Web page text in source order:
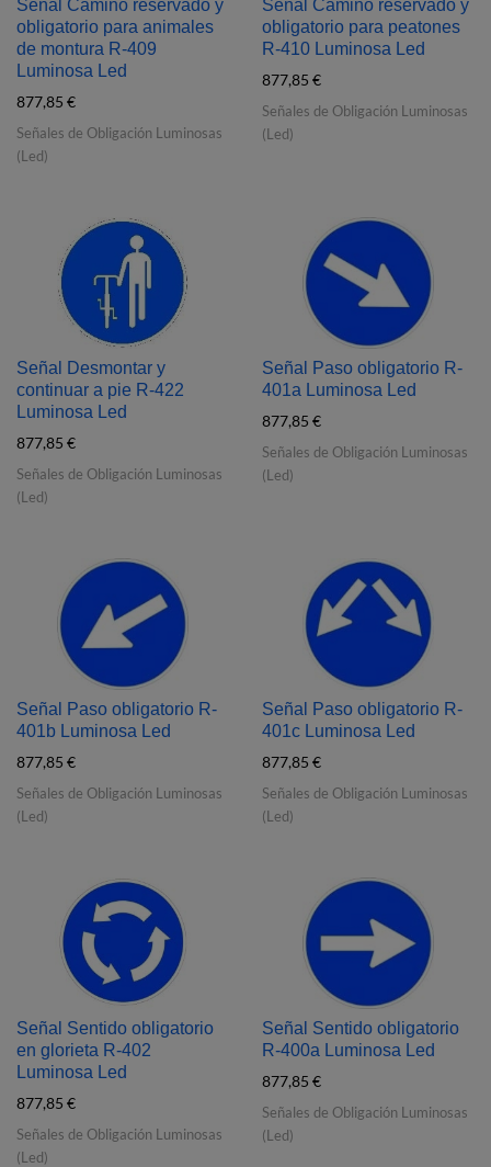
Señal Camino reservado y
obligatorio para animales
de montura R‐409
Luminosa Led
877,85 €
Señales de Obligación Luminosas
(Led)
Señal Camino reservado y
obligatorio para peatones
R‐410 Luminosa Led
877,85 €
Señales de Obligación Luminosas
(Led)
Señal Desmontar y
continuar a pie R‐422
Luminosa Led
877,85 €
Señales de Obligación Luminosas
(Led)
Señal Paso obligatorio R‐
401a Luminosa Led
877,85 €
Señales de Obligación Luminosas
(Led)
Señal Paso obligatorio R‐
401b Luminosa Led
877,85 €
Señales de Obligación Luminosas
(Led)
Señal Paso obligatorio R‐
401c Luminosa Led
877,85 €
Señales de Obligación Luminosas
(Led)
Señal Sentido obligatorio
en glorieta R‐402
Luminosa Led
877,85 €
Señales de Obligación Luminosas
(Led)
Señal Sentido obligatorio
R‐400a Luminosa Led
877,85 €
Señales de Obligación Luminosas
(Led)